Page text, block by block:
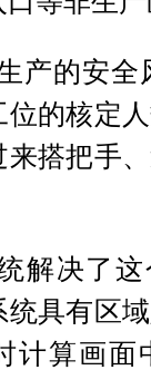
产的安全
位的核定
来搭把手
解决了
统具有区
计算画面